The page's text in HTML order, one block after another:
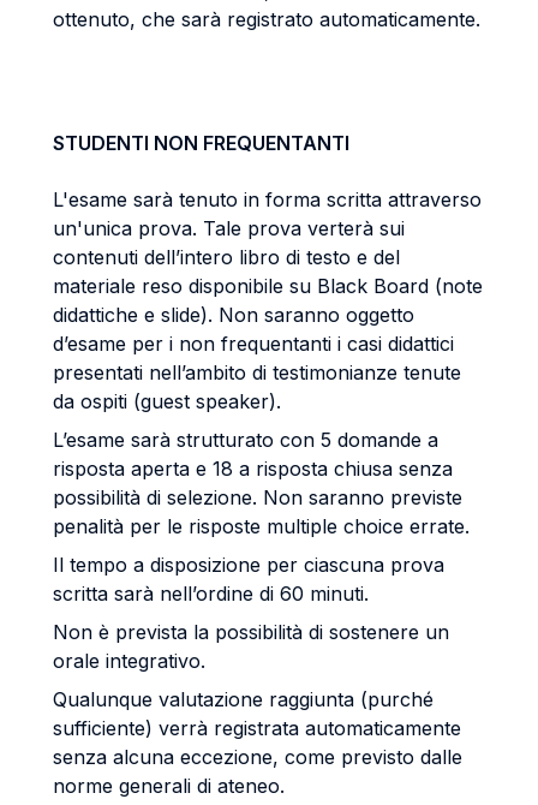
ottenuto, che sarà registrato automaticamente.
STUDENTI NON FREQUENTANTI
L'esame sarà tenuto in forma scritta attraverso
un'unica prova. Tale prova verterà sui
contenuti dell’intero libro di testo e del
materiale reso disponibile su Black Board (note
didattiche e slide). Non saranno oggetto
d’esame per i non frequentanti i casi didattici
presentati nell’ambito di testimonianze tenute
da ospiti (guest speaker).
L’esame sarà strutturato con 5 domande a
risposta aperta e 18 a risposta chiusa senza
possibilità di selezione. Non saranno previste
penalità per le risposte multiple choice errate.
Il tempo a disposizione per ciascuna prova
scritta sarà nell’ordine di 60 minuti.
Non è prevista la possibilità di sostenere un
orale integrativo.
Qualunque valutazione raggiunta (purché
sufficiente) verrà registrata automaticamente
senza alcuna eccezione, come previsto dalle
norme generali di ateneo.